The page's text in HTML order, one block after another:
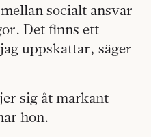
socialt ansvar
Det finns ett
uppskattar, säger
sig åt markant
hon.